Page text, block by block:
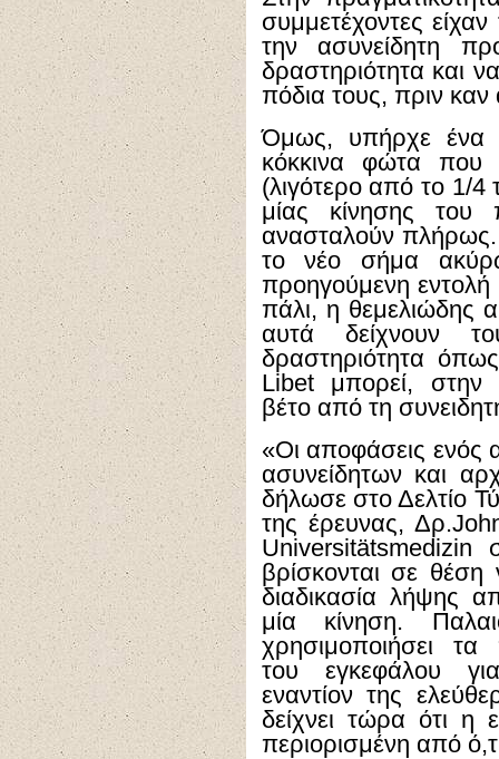
συμμετέχοντες
την ασυνείδητη
δραστηριότητα και
πόδια τους, πριν καν
Όμως, υπήρχε ένα
κόκκινα φώτα που
(λιγότερο από το 1/4
μίας κίνησης
ανασταλούν
το νέο σήμα
προηγούμενη
πάλι, η θεμελιώδης
αυτά δείχνουν
δραστηριότητα
Libet μπορεί, στην
βέτο από τη
«Οι αποφάσεις ενός
ασυνείδητων και
δήλωσε στο Δελτίο
της έρευνας,
Universitätsmedizin
βρίσκονται σε
διαδικασία λήψης
μία κίνηση.
χρησιμοποιήσει
του εγκεφάλου
εναντίον της
δείχνει τώρα ότι η
περιορισμένη από